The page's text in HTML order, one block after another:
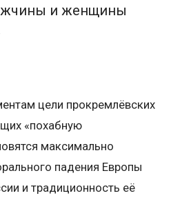
и женщины
цели прокремлёвских
«похабную
максимально
падения Европы
и традиционность её